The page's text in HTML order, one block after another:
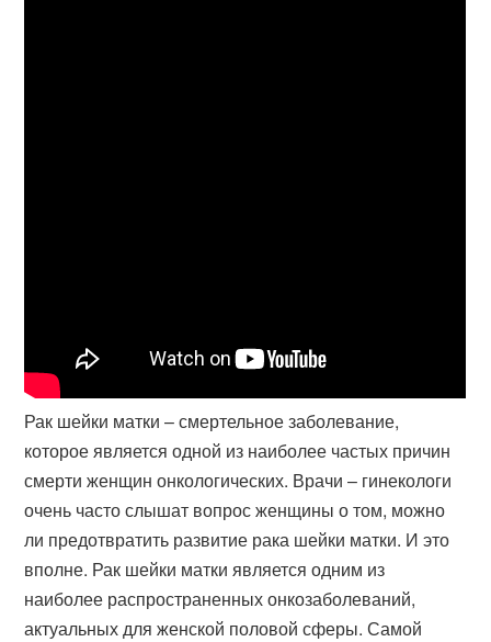
Рак шейки матки – смертельное заболевание,
которое является одной из наиболее частых причин
смерти женщин онкологических. Врачи – гинекологи
очень часто слышат вопрос женщины о том, можно
ли предотвратить развитие рака шейки матки. И это
вполне. Рак шейки матки является одним из
наиболее распространенных онкозаболеваний,
актуальных для женской половой сферы. Самой